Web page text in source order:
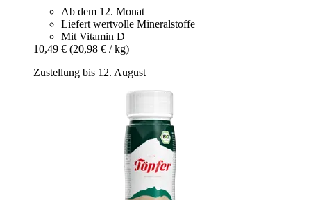
Ab dem 12. Monat
Liefert wertvolle Mineralstoffe
Mit Vitamin D
10,49 € (20,98 € / kg)
Zustellung bis 12. August